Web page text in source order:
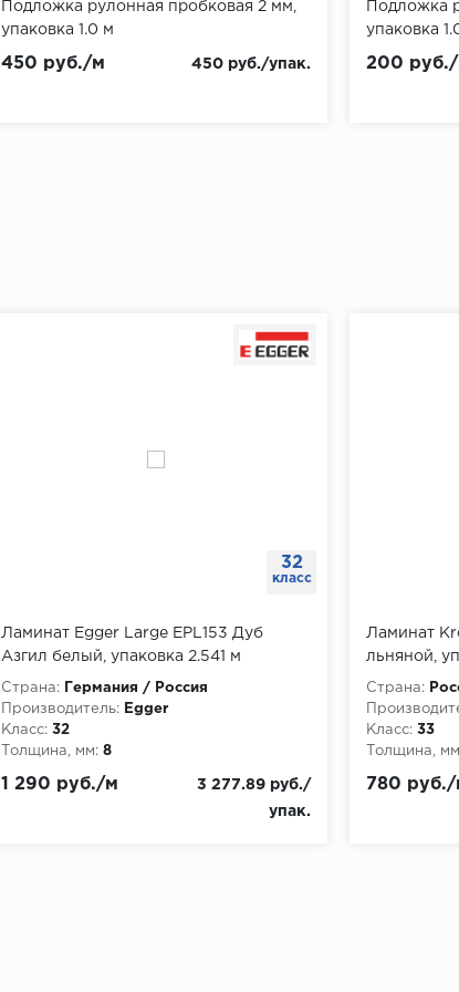
Подложка рулонная пробковая 2 мм,
упаковка 1.0 м
450 руб./м 450 руб./упак.
Подложка
упаковка
200
32
класс
Ламинат Egger Large EPL153 Дуб
Азгил белый, упаковка 2.541 м
Страна:
Германия / Россия
Производитель:
Egger
Класс: 32
Толщина, мм: 8
1 290 руб./м
3 277.89 руб./
упак.
Ламинат
льняной,
Страна:
Класс: 33
Толщина,
780 руб./